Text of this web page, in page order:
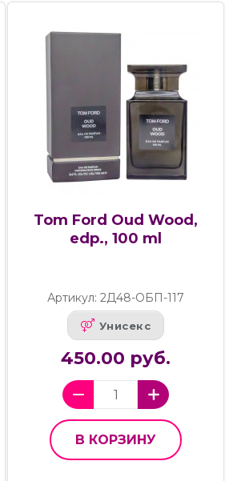
Tom Ford Oud Wood,
edp., 100 ml
Артикул: 2Д48-ОБП-117
Унисекс
450.00 руб.
В КОРЗИНУ